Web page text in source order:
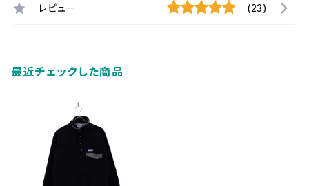
レビュー (23)
最近チェックした商品